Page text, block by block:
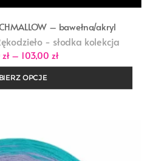
– bawełna/akryl
- słodka kolekcja
zł – 103,00 złZakres
cen:
do
OPCJE